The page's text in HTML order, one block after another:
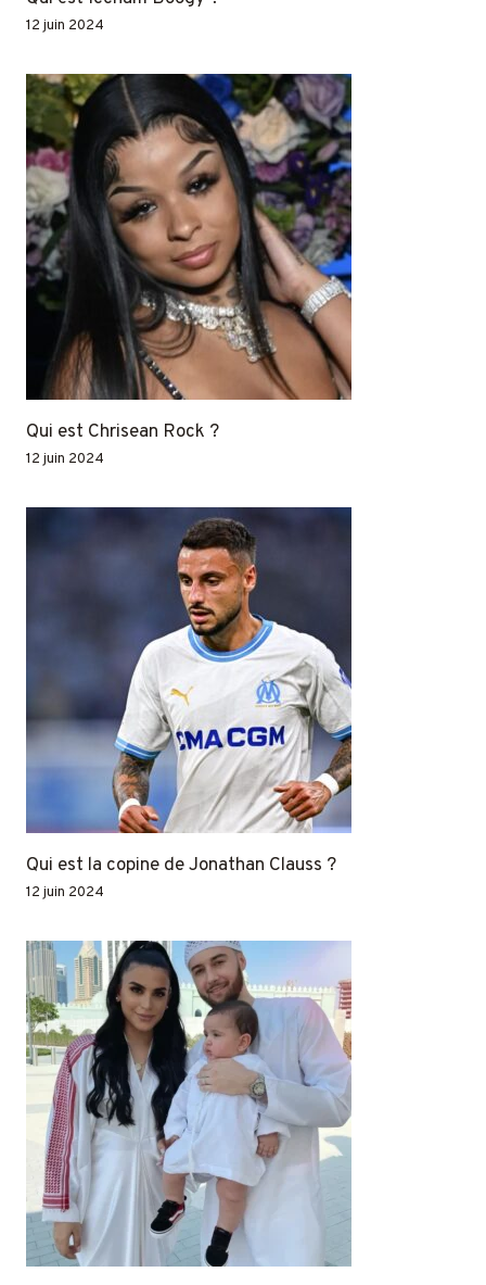
12 juin 2024
Qui est Chrisean Rock ?
12 juin 2024
Qui est la copine de Jonathan Clauss ?
12 juin 2024